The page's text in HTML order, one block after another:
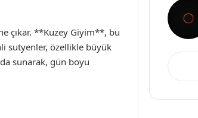
çıkar. **Kuzey Giyim**, bu
sutyenler, özellikle büyük
sunarak, gün boyu